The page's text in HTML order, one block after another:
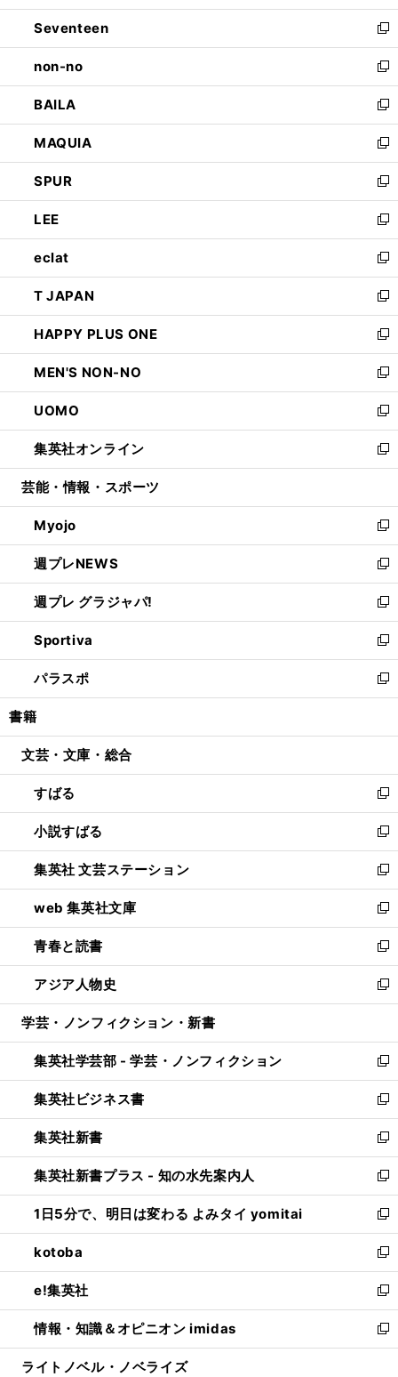
開
く
ウ
で
開
く
ン
ド
ウ
で
開
く
Seventeen
新
し
い
ウ
ィ
ン
ド
ウ
で
開
く
non-no
新
し
い
ウ
ィ
ン
ド
ウ
で
開
く
BAILA
新
し
い
ウ
ィ
ン
ド
ウ
で
開
く
MAQUIA
新
し
い
ウ
ィ
ン
ド
ウ
で
開
く
SPUR
新
し
い
ウ
ィ
ン
ド
ウ
で
開
く
LEE
新
し
い
ウ
ィ
ン
ド
ウ
で
開
く
eclat
新
し
い
ウ
ィ
ン
ド
ウ
で
開
く
T JAPAN
新
し
い
ウ
ィ
ン
ド
ウ
で
開
HAPPY PLUS ONE
新
し
い
ウ
ィ
ン
ド
ウ
開
く
MEN'S NON-NO
新
し
い
ウ
ィ
ン
ウ
で
開
く
UOMO
新
し
い
ウ
ン
ド
ウ
で
開
く
集英社オンライン
新
し
ウ
ィ
ン
ド
ウ
で
開
く
芸能・情報・スポーツ
Myojo
新
し
い
ウ
ィ
ン
ド
ウ
で
開
週プレNEWS
新
し
い
ウ
ィ
ン
ド
ウ
開
週プレ グラジャパ!
新
し
い
ウ
ィ
ン
ウ
開
く
Sportiva
新
し
い
ウ
ン
ウ
で
開
く
パラスポ
新
し
ウ
ン
ド
ウ
で
開
く
書籍
文芸・文庫・総合
すばる
新
し
い
ウ
ィ
ン
ド
ウ
で
開
く
小説すばる
新
し
い
ウ
ィ
ン
ド
ウ
で
開
集英社 文芸ステーション
新
し
い
ウ
ィ
ン
ド
ウ
開
く
web 集英社文庫
新
し
い
ウ
ィ
ン
ウ
で
開
く
青春と読書
新
し
い
ウ
ン
ド
ウ
で
開
く
アジア人物史
新
し
ウ
ィ
ン
ド
ウ
で
開
く
学芸・ノンフィクション・新書
集英社学芸部 - 学芸・ノンフィクション
新
し
い
ウ
ィ
ン
ド
ウ
で
開
く
集英社ビジネス書
新
し
い
ウ
ィ
ン
ド
ウ
で
開
く
集英社新書
新
し
い
ウ
ィ
ン
ド
ウ
で
開
く
集英社新書プラス - 知の水先案内人
新
し
い
ウ
ィ
ン
ド
ウ
で
開
1日5分で、明日は変わる よみタイ yomitai
新
し
い
ウ
ィ
ン
ド
ウ
kotoba
新
し
い
ウ
ィ
ン
e!集英社
新
し
い
ウ
情報・知識＆オピニオン imidas
新
し
ライトノベル・ノベライズ